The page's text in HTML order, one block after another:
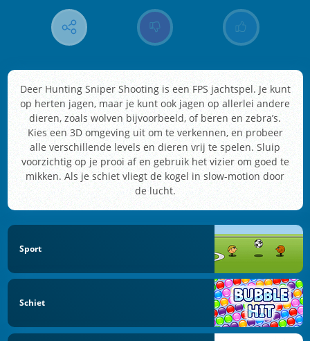
Deer Hunting Sniper Shooting is een FPS jachtspel. Je kunt
op herten jagen, maar je kunt ook jagen op allerlei andere
dieren, zoals wolven bijvoorbeeld, of beren en zebra’s.
Kies een 3D omgeving uit om te verkennen, en probeer
alle verschillende levels en dieren vrij te spelen. Sluip
voorzichtig op je prooi af en gebruik het vizier om goed te
mikken. Als je schiet vliegt de kogel in slow-motion door
de lucht.
Sport
Schiet